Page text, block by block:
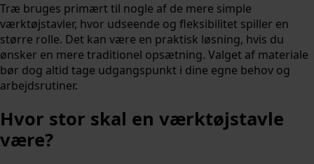
Træ bruges primært til nogle af de mere simple
værktøjstavler, hvor udseende og fleksibilitet spiller en
større rolle. Det kan være en praktisk løsning, hvis du
ønsker en mere traditionel opsætning. Valget af materiale
bør dog altid tage udgangspunkt i dine egne behov og
arbejdsrutiner.
Hvor stor skal en værktøjstavle
være?